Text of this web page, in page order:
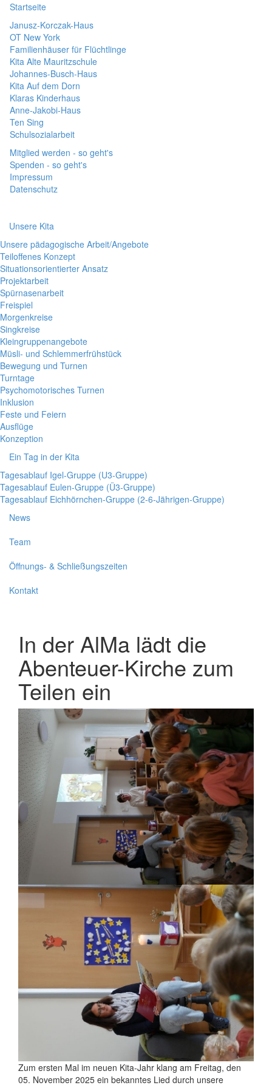
Startseite
Janusz-Korczak-Haus
OT New York
Familienhäuser für Flüchtlinge
Kita Alte Mauritzschule
Johannes-Busch-Haus
Kita Auf dem Dorn
Klaras Kinderhaus
Anne-Jakobi-Haus
Ten Sing
Schulsozialarbeit
Mitglied werden - so geht's
Spenden - so geht's
Impressum
Datenschutz
Unsere Kita
Unsere pädagogische Arbeit/Angebote
Teiloffenes Konzept
Situationsorientierter Ansatz
Projektarbeit
Spürnasenarbeit
Freispiel
Morgenkreise
Singkreise
Kleingruppenangebote
Müsli- und Schlemmerfrühstück
Bewegung und Turnen
Turntage
Psychomotorisches Turnen
Inklusion
Feste und Feiern
Ausflüge
Konzeption
Ein Tag in der Kita
Tagesablauf Igel-Gruppe (U3-Gruppe)
Tagesablauf Eulen-Gruppe (Ü3-Gruppe)
Tagesablauf Eichhörnchen-Gruppe (2-6-Jährigen-Gruppe)
News
Team
Öffnungs- & Schließungszeiten
Kontakt
In der AlMa lädt die
Abenteuer-Kirche zum
Teilen ein
Zum ersten Mal im neuen Kita-Jahr klang am Freitag, den
05. November 2025 ein bekanntes Lied durch unsere